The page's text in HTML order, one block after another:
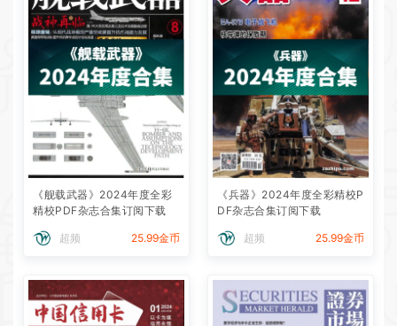
《舰载武器》2024年度全彩
精校PDF杂志合集订阅下载
超频 25.99金币
《兵器》2024年度全彩精校P
DF杂志合集订阅下载
超频 25.99金币